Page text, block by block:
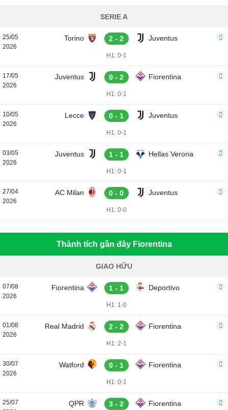
SERIE A
25/05
2026
Torino 2 - 2 Juventus
H1: 0-1
17/05
2026
Juventus 0 - 2 Fiorentina
H1: 0-1
10/05
2026
Lecce 0 - 1 Juventus
H1: 0-1
03/05
2026
Juventus 1 - 1 Hellas Verona
H1: 0-1
27/04
2026
AC Milan 0 - 0 Juventus
H1: 0-0
Thành tích gần đây Fiorentina
GIAO HỮU
07/08
2026
Fiorentina 1 - 1 Deportivo
H1: 1-0
01/08
2026
Real Madrid 2 - 2 Fiorentina
H1: 2-1
30/07
2026
Watford 0 - 1 Fiorentina
H1: 0-1
25/07
QPR 3 - 2 Fiorentina